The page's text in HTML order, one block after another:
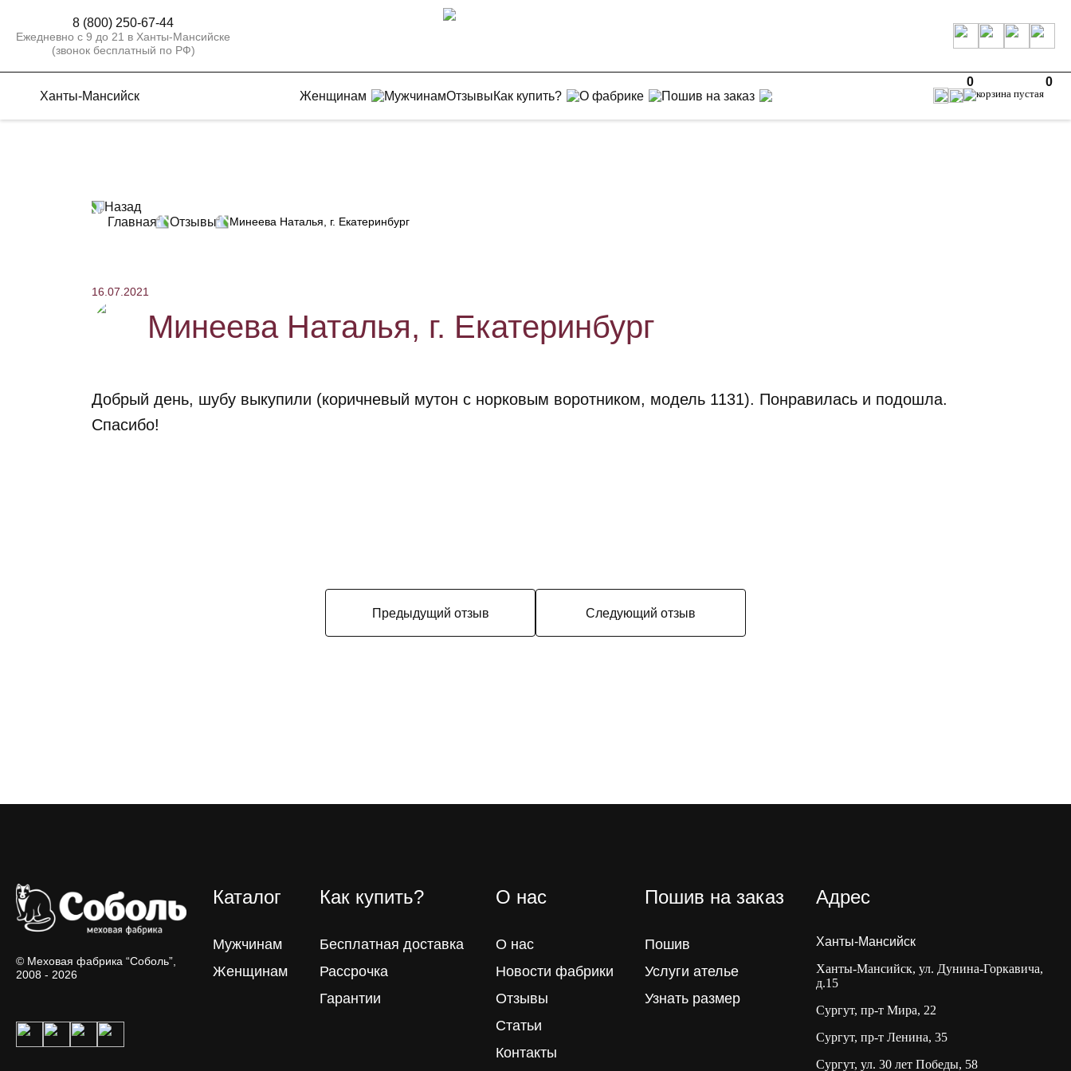
8 (800) 250-67-44
Ежедневно с 9 до 21 в Ханты-Мансийске
(звонок бесплатный по РФ)
Ханты-Мансийск Женщинам МужчинамОтзывыКак купить? О фабрике Пошив на заказ
0 0
Назад
Главная
Отзывы Минеева Наталья, г. Екатеринбург
16.07.2021
Минеева Наталья, г. Екатеринбург
Добрый день, шубу выкупили (коричневый мутон с норковым воротником, модель 1131). Понравилась и подошла.
Спасибо!
Предыдущий отзыв Следующий отзыв
© Меховая фабрика “Соболь”,
2008 - 2026
Каталог
Мужчинам
Женщинам
Как купить?
Бесплатная доставка
Рассрочка
Гарантии
О нас
О нас
Новости фабрики
Отзывы
Статьи
Контакты
Пошив на заказ
Пошив
Услуги ателье
Узнать размер
Адрес
Ханты-Мансийск
Ханты-Мансийск, ул. Дунина-Горкавича,
д.15
Сургут, пр-т Мира, 22
Сургут, пр-т Ленина, 35
Сургут, ул. 30 лет Победы, 58